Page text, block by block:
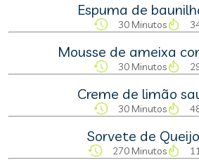
Espuma de
30 Minutos
Mousse de ameixa
30 Minutos
Creme de limão
30 Minutos
Sorvete de
270 Minutos